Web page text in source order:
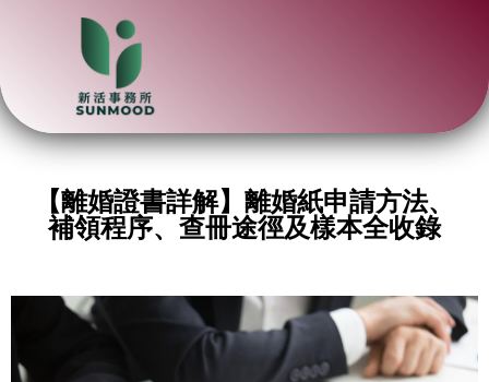
【離婚證書詳解】離婚紙申請方法、
補領程序、查冊途徑及樣本全收錄